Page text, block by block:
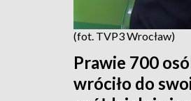
(fot. TVP3 Wrocław)
Prawie 700
wróciło do